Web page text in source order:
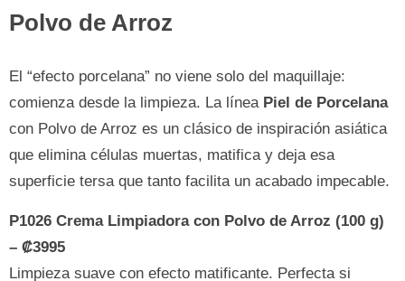
Polvo de Arroz
El “efecto porcelana” no viene solo del maquillaje:
comienza desde la limpieza. La línea Piel de Porcelana
con Polvo de Arroz es un clásico de inspiración asiática
que elimina células muertas, matifica y deja esa
superficie tersa que tanto facilita un acabado impecable.
P1026 Crema Limpiadora con Polvo de Arroz (100 g)
– ₡3995
Limpieza suave con efecto matificante. Perfecta si